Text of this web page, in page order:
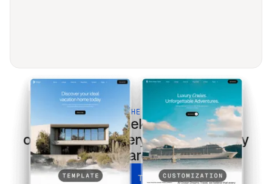
BUILT FOR THE MODERN WEB
Klinik & Apotheketemplates
optimized for every screen & every
search.
UNLOCK ALL TEMPLATES